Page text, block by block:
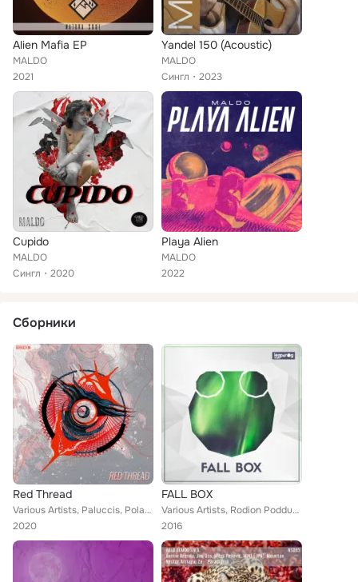
Alien Mafia EP
MALDO
2021
Yandel 150 (Acoustic)
MALDO
Сингл
2023
Cupido
MALDO
Сингл
2020
Playa Alien
MALDO
2022
Сборники
Red Thread
Various Artists, Paluccis, Polar (NL), Noirisimo, Moms on Acid, Le Louche, Noose, Jesse Jacob, Wesz (UK), JJ Fortune, Maldo
2020
FALL BOX
Various Artists, Rodion Poddubsky, Matt & Lukk, Anton Stellz, H.A.N.T., Dead Space, Paul Funkee, Angel Heredia, Hibbert, Egoism,...
2016